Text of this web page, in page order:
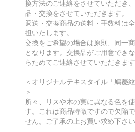
換方法のご連絡をさせていただき
品・交換をさせていただきます。
返送・交換商品の送料・手数料は
担いたします。
交換をご希望の場合は原則、同一
となります。交換品がご用意でき
らためてご連絡させていただきます
＜オリジナルテキスタイル「鳩菱
＞
所々、リスや木の実に異なる色を
す。これは商品特徴ですので欠陥
せん。ご了承の上お買い求め下さい